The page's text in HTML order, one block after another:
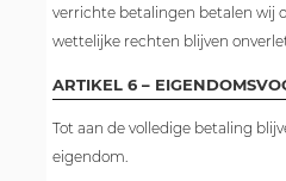
verrichte betalingen betalen wij
wettelijke rechten blijven
ARTIKEL 6 –
Tot aan de volledige betaling
eigendom.